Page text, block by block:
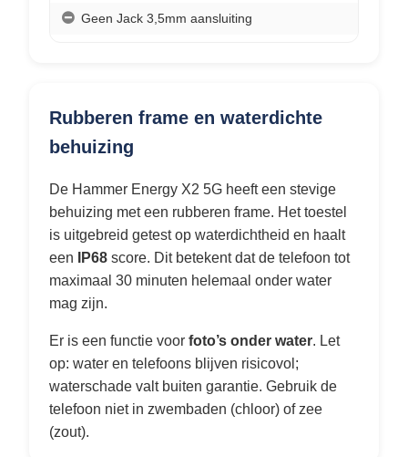
Geen Jack 3,5mm aansluiting
Rubberen frame en waterdichte
behuizing
De Hammer Energy X2 5G heeft een stevige
behuizing met een rubberen frame. Het toestel
is uitgebreid getest op waterdichtheid en haalt
een
IP68 score. Dit betekent dat de telefoon tot
maximaal 30 minuten helemaal onder water
mag zijn.
Er is een functie voor foto’s onder water. Let
op: water en telefoons blijven risicovol;
waterschade valt buiten garantie. Gebruik de
telefoon niet in zwembaden (chloor) of zee
(zout).